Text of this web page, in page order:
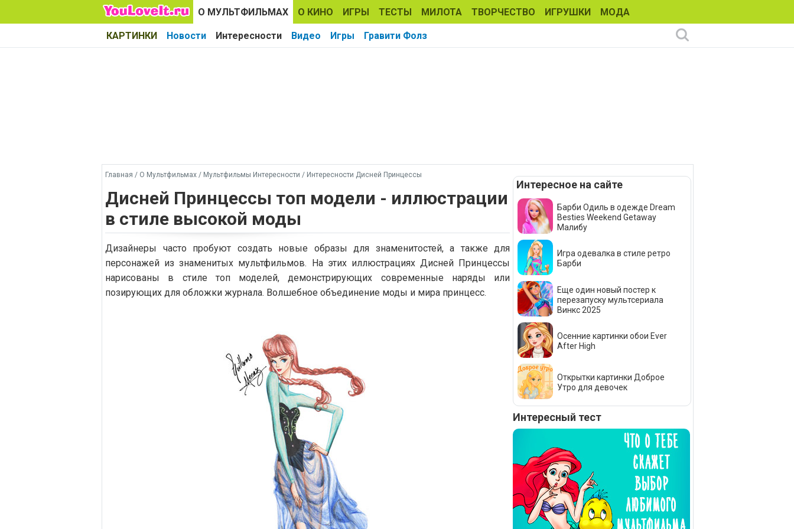
О МУЛЬТФИЛЬМАХ О КИНО ИГРЫ ТЕСТЫ МИЛОТА ТВОРЧЕСТВО ИГРУШКИ МОДА
КАРТИНКИ Новости Интересности Видео Игры Гравити Фолз
Главная / О Мультфильмах / Мультфильмы Интересности / Интересности Дисней Принцессы
Дисней Принцессы топ модели - иллюстрации
в стиле высокой моды
Дизайнеры часто пробуют создать новые образы для знаменитостей, а также для
персонажей из знаменитых мультфильмов. На этих иллюстрациях Дисней Принцессы
нарисованы в стиле топ моделей, демонстрирующих современные наряды или
позирующих для обложки журнала. Волшебное объединение моды и мира принцесс.
Интересное на сайте
Барби Одиль в одежде Dream
Besties Weekend Getaway
Малибу
Игра одевалка в стиле ретро
Барби
Еще один новый постер к
перезапуску мультсериала
Винкс 2025
Осенние картинки обои Ever
After High
Открытки картинки Доброе
Утро для девочек
Интересный тест